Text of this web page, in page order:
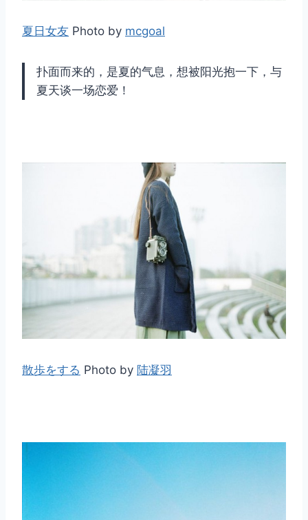
夏日女友 Photo by mcgoal
扑面而来的，是夏的气息，想被阳光抱一下，与
夏天谈一场恋爱！
散歩をする Photo by 陆凝羽